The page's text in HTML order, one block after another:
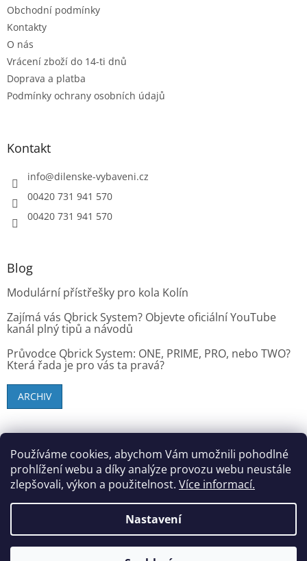
Používáme cookies, abychom Vám umožnili pohodlné
prohlížení webu a díky analýze provozu webu neustále
zlepšovali, výkon a použitelnost. Více informací.
Nastavení
p
i
Obchodní podmínky
Kontakty
O nás
Vrácení zboží do 14-ti dnů
Doprava a platba
Podmínky ochrany osobních údajů
Kontakt
info@dilenske-vybaveni.cz
00420 731 941 570
00420 731 941 570
Blog
Modulární přístřešky pro kola Kolín
Zajímá vás Qbrick System? Objevte oficiální YouTube
kanál plný tipů a návodů
Průvodce Qbrick System: ONE, PRIME, PRO, nebo TWO?
Která řada je pro vás ta pravá?
ARCHIV
Copyright 2026StandMar (Dílenské vybavení). Všechna